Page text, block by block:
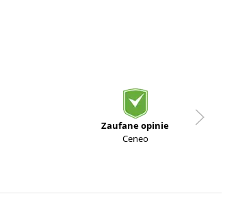
Zaufane opinie
Ceneo